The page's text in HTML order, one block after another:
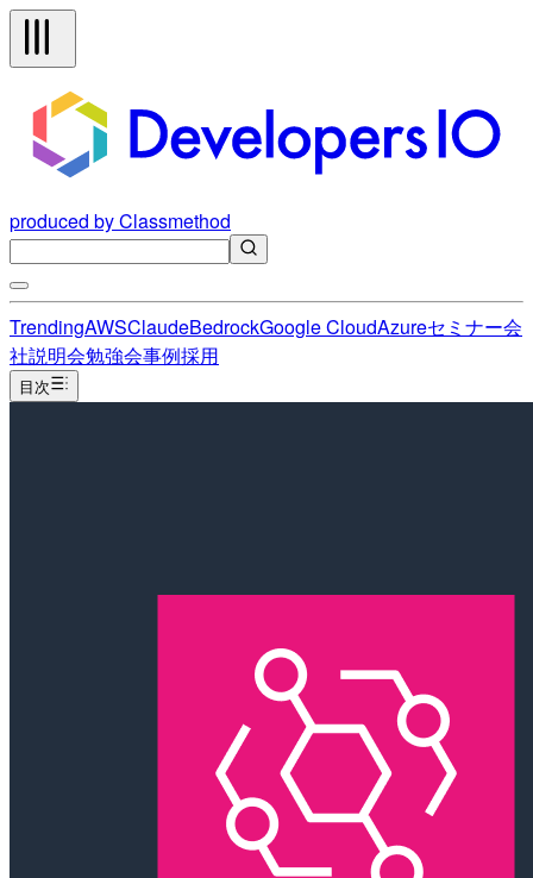
produced by Classmethod
TrendingAWSClaudeBedrockGoogle CloudAzureセミナー会
社説明会勉強会事例採用
目次